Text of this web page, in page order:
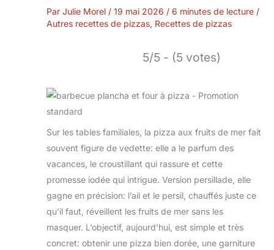
Par Julie Morel / 19 mai 2026 / 6 minutes de lecture /
Autres recettes de pizzas, Recettes de pizzas
5/5 - (5 votes)
Sur les tables familiales, la pizza aux fruits de mer fait
souvent figure de vedette: elle a le parfum des
vacances, le croustillant qui rassure et cette
promesse iodée qui intrigue. Version persillade, elle
gagne en précision: l’ail et le persil, chauffés juste ce
qu’il faut, réveillent les fruits de mer sans les
masquer. L’objectif, aujourd’hui, est simple et très
concret: obtenir une pizza bien dorée, une garniture